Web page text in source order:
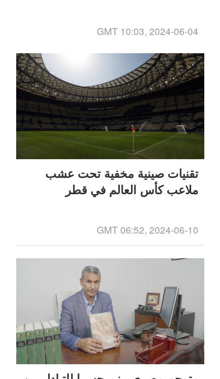
GMT 10:03, 2024-06-04
تقنيات صينية مخفية تحت عشب
ملاعب كأس العالم في قطر
GMT 06:52, 2024-06-10